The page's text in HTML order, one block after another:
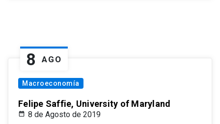
8 AGO
Macroeconomía
Felipe Saffie, University of Maryland
8 de Agosto de 2019